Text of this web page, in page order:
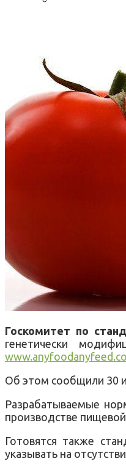
Госкомитет по
генетически
Об этом сообщили 30
Разрабатываемые
производстве
Готовятся также
указывать на